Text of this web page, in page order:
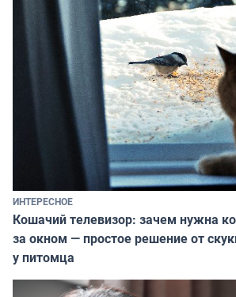
ИНТЕРЕСНОЕ
Кошачий телевизор: зачем нужна
за окном — простое решение от
у питомца